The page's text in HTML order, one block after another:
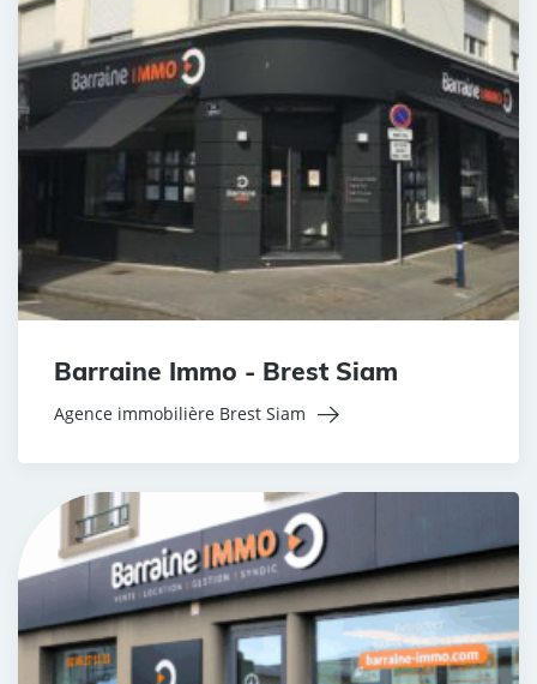
Barraine Immo - Brest Siam
Agence immobilière Brest Siam